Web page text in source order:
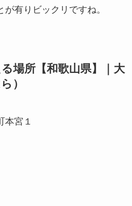
有りビックリですね。
場所【和歌山県】｜大
）
本宮１